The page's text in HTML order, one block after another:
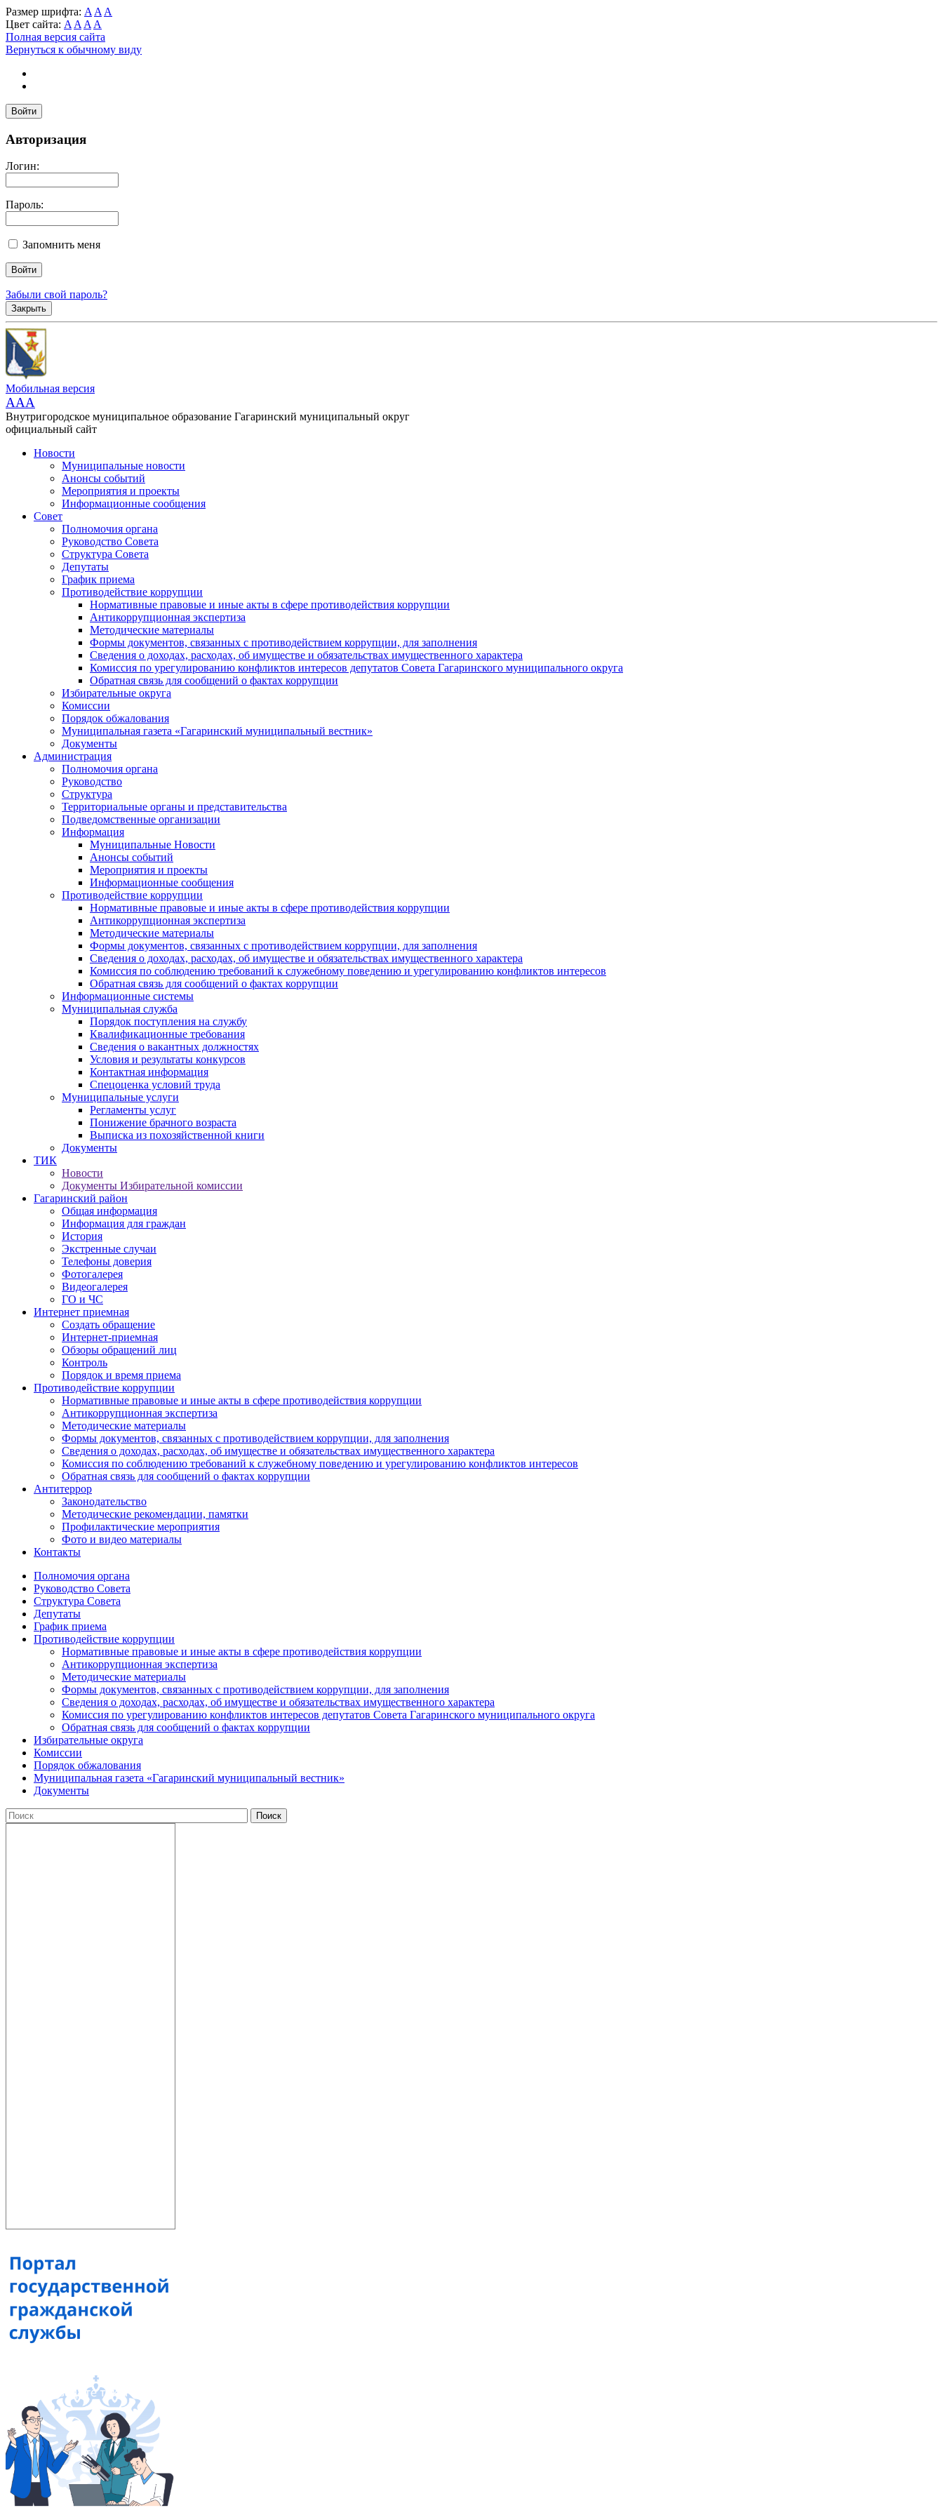
Размер шрифта: A A A
Цвет сайта: A A A A
Полная версия сайта
Вернуться к обычному виду
Войти
Авторизация
Логин:
Пароль:
Запомнить меня
Забыли свой пароль?
Закрыть
Мобильная версия
AAA
Внутригородское муниципальное образование Гагаринский муниципальный округ
официальный сайт
Новости
Муниципальные новости
Анонсы событий
Мероприятия и проекты
Информационные сообщения
Совет
Полномочия органа
Руководство Совета
Структура Совета
Депутаты
График приема
Противодействие коррупции
Нормативные правовые и иные акты в сфере противодействия коррупции
Антикоррупционная экспертиза
Методические материалы
Формы документов, связанных с противодействием коррупции, для заполнения
Сведения о доходах, расходах, об имуществе и обязательствах имущественного характера
Комиссия по урегулированию конфликтов интересов депутатов Совета Гагаринского муниципального округа
Обратная связь для сообщений о фактах коррупции
Избирательные округа
Комиссии
Порядок обжалования
Муниципальная газета «Гагаринский муниципальный вестник»
Документы
Администрация
Полномочия органа
Руководство
Структура
Территориальные органы и представительства
Подведомственные организации
Информация
Муниципальные Новости
Анонсы событий
Мероприятия и проекты
Информационные сообщения
Противодействие коррупции
Нормативные правовые и иные акты в сфере противодействия коррупции
Антикоррупционная экспертиза
Методические материалы
Формы документов, связанных с противодействием коррупции, для заполнения
Сведения о доходах, расходах, об имуществе и обязательствах имущественного характера
Комиссия по соблюдению требований к служебному поведению и урегулированию конфликтов интересов
Обратная связь для сообщений о фактах коррупции
Информационные системы
Муниципальная служба
Порядок поступления на службу
Квалификационные требования
Сведения о вакантных должностях
Условия и результаты конкурсов
Контактная информация
Спецоценка условий труда
Муниципальные услуги
Регламенты услуг
Понижение брачного возраста
Выписка из похозяйственной книги
Документы
ТИК
Новости
Документы Избирательной комиссии
Гагаринский район
Общая информация
Информация для граждан
История
Экстренные случаи
Телефоны доверия
Фотогалерея
Видеогалерея
ГО и ЧС
Интернет приемная
Создать обращение
Интернет-приемная
Обзоры обращений лиц
Контроль
Порядок и время приема
Противодействие коррупции
Нормативные правовые и иные акты в сфере противодействия коррупции
Антикоррупционная экспертиза
Методические материалы
Формы документов, связанных с противодействием коррупции, для заполнения
Сведения о доходах, расходах, об имуществе и обязательствах имущественного характера
Комиссия по соблюдению требований к служебному поведению и урегулированию конфликтов интересов
Обратная связь для сообщений о фактах коррупции
Антитеррор
Законодательство
Методические рекомендации, памятки
Профилактические мероприятия
Фото и видео материалы
Контакты
Полномочия органа
Руководство Совета
Структура Совета
Депутаты
График приема
Противодействие коррупции
Нормативные правовые и иные акты в сфере противодействия коррупции
Антикоррупционная экспертиза
Методические материалы
Формы документов, связанных с противодействием коррупции, для заполнения
Сведения о доходах, расходах, об имуществе и обязательствах имущественного характера
Комиссия по урегулированию конфликтов интересов депутатов Совета Гагаринского муниципального округа
Обратная связь для сообщений о фактах коррупции
Избирательные округа
Комиссии
Порядок обжалования
Муниципальная газета «Гагаринский муниципальный вестник»
Документы